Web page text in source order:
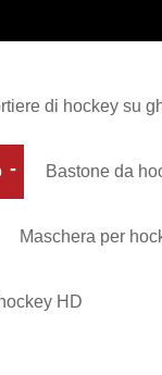
di hockey su
Bastone da
Maschera per
HD